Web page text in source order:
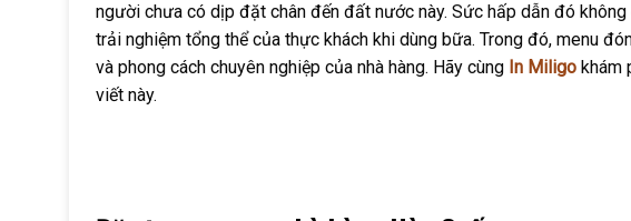
người chưa có dịp đặt chân đến đất nước này. Sức hấp dẫn đó
trải nghiệm tổng thể của thực khách khi dùng bữa. Trong đó, menu
và phong cách chuyên nghiệp của nhà hàng. Hãy cùng In Miligo khám
viết này.